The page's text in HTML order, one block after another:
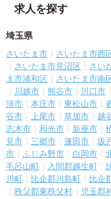
求人を探す
埼玉県
さいたま市 さいたま市西
さいたま市見沼区
さい
ま市浦和区
さいたま市南
川越市
熊谷市 川口市
須市
本庄市 東松山市
谷市
上尾市 草加市 越
志木市
和光市 新座市
見市
三郷市 蓮田市 坂
市
ふじみ野市 白岡市
毛呂山町
入間郡越生町
川町
比企郡川島町 比企
秩父郡東秩父村
児玉郡